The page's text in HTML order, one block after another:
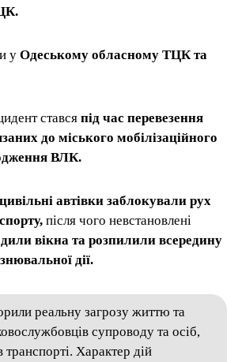
у Одеському обласному ТЦК та
стався під час перевезення
до міського мобілізаційного
ВЛК.
автівки заблокували рух
після чого невстановлені
вікна та розпилили всередину
дії.
реальну загрозу життю та
супроводу та осіб,
Характер дій